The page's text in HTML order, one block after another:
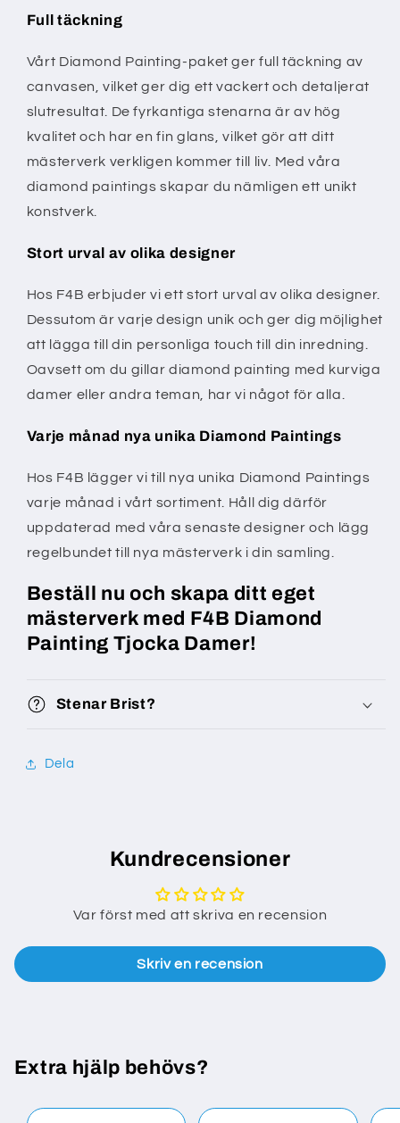
Full täckning
Vårt Diamond Painting-paket ger full täckning av
canvasen, vilket ger dig ett vackert och detaljerat
slutresultat. De fyrkantiga stenarna är av hög
kvalitet och har en fin glans, vilket gör att ditt
mästerverk verkligen kommer till liv. Med våra
diamond paintings skapar du nämligen ett unikt
konstverk.
Stort urval av olika designer
Hos F4B erbjuder vi ett stort urval av olika designer.
Dessutom är varje design unik och ger dig möjlighet
att lägga till din personliga touch till din inredning.
Oavsett om du gillar diamond painting med kurviga
damer eller andra teman, har vi något för alla.
Varje månad nya unika Diamond Paintings
Hos F4B lägger vi till nya unika Diamond Paintings
varje månad i vårt sortiment. Håll dig därför
uppdaterad med våra senaste designer och lägg
regelbundet till nya mästerverk i din samling.
Beställ nu och skapa ditt eget
mästerverk med F4B Diamond
Painting Tjocka Damer!
Stenar Brist?
Dela
Kundrecensioner
Var först med att skriva en recension
Skriv en recension
Extra hjälp behövs?